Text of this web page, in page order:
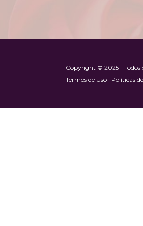
Copyright © 2025 - Todos
Termos de Uso | Políticas